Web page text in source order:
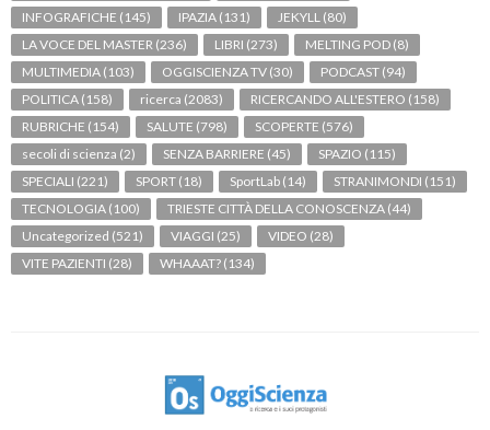
INFOGRAFICHE (145) IPAZIA (131) JEKYLL (80)
LA VOCE DEL MASTER (236) LIBRI (273) MELTING POD (8)
MULTIMEDIA (103) OGGISCIENZA TV (30) PODCAST (94)
POLITICA (158) ricerca (2083) RICERCANDO ALL'ESTERO (158)
RUBRICHE (154) SALUTE (798) SCOPERTE (576)
secoli di scienza (2) SENZA BARRIERE (45) SPAZIO (115)
SPECIALI (221) SPORT (18) SportLab (14) STRANIMONDI (151)
TECNOLOGIA (100) TRIESTE CITTÀ DELLA CONOSCENZA (44)
Uncategorized (521) VIAGGI (25) VIDEO (28)
VITE PAZIENTI (28) WHAAAT? (134)